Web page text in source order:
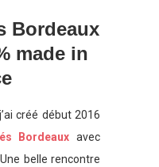
Bordeaux
made in
créé début 2016
Bordeaux avec
belle rencontre